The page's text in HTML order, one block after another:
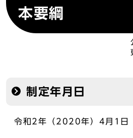
本要綱
制定年月日
令和2年（2020年）4月1日